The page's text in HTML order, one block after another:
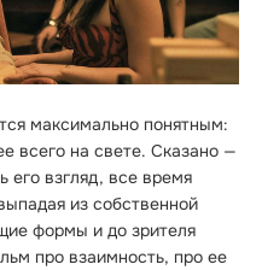
максимально понятным:
всего на свете. Сказано —
его взгляд, все время
из собственной
формы и до зрителя
про взаимность, про ее